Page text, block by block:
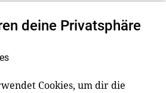
deine Privatsphäre
Cookies, um dir die